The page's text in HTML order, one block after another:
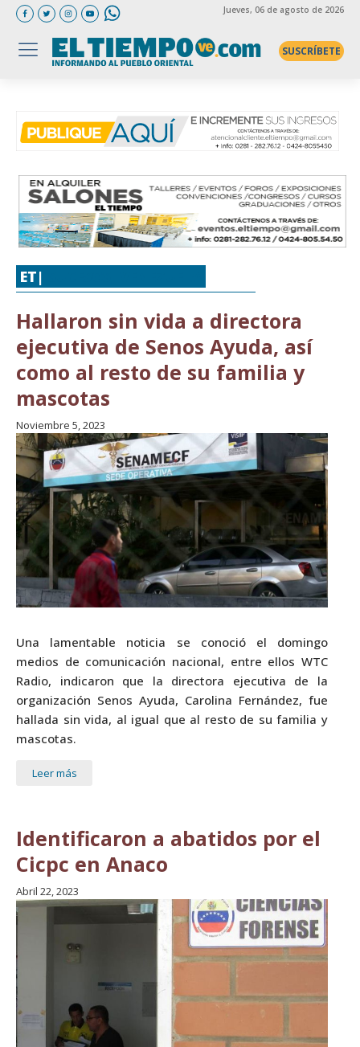
Jueves, 06 de agosto de 2026
SUSCRÍBETE
ET|
Hallaron sin vida a directora
ejecutiva de Senos Ayuda, así
como al resto de su familia y
mascotas
Noviembre 5, 2023
Una lamentable noticia se conoció el domingo
medios de comunicación nacional, entre ellos WTC
Radio, indicaron que la directora ejecutiva de la
organización Senos Ayuda, Carolina Fernández, fue
hallada sin vida, al igual que al resto de su familia y
mascotas.
Leer más
Identificaron a abatidos por el
Cicpc en Anaco
Abril 22, 2023